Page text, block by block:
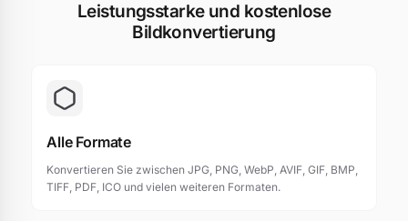
Leistungsstarke und kostenlose
Bildkonvertierung
Alle Formate
Konvertieren Sie zwischen JPG, PNG, WebP, AVIF, GIF, BMP,
TIFF, PDF, ICO und vielen weiteren Formaten.